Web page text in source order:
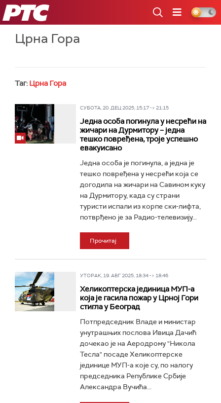
РТС
Црна Гора
Таг: Црна Гора
СУБОТА, 20. ДЕЦ 2025, 15:17 -> 21:15
Једна особа погинула у несрећи на
жичари на Дурмитору – једна
тешко повређена, троје успешно
евакуисано
Једна особа је погинула, а једна је
тешко повређена у несрећи која се
догодила на жичари на Савином куку
на Дурмитору, када су страни
туристи испали из корпе ски-лифта,
потврђено је за Радио-телевизију...
Прочитај
УТОРАК, 19. АВГ 2025, 18:34 -> 18:46
Хеликоптерска јединица МУП-а
која је гасила пожар у Црној Гори
стигла у Београд
Потпредседник Владе и министар
унутрашњих послова Ивица Дачић
дочекао је на Аеродрому "Никола
Тесла" посаде Хеликоптерске
јединице МУП-а које су, по налогу
председника Републике Србије
Александра Вучића...